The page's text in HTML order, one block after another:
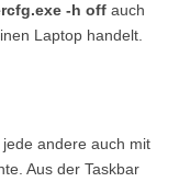
-h off auch
Laptop handelt.
andere auch mit
Aus der Taskbar